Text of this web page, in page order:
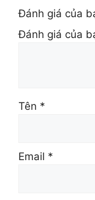
Đánh giá của
Đánh giá của
Tên *
Email *